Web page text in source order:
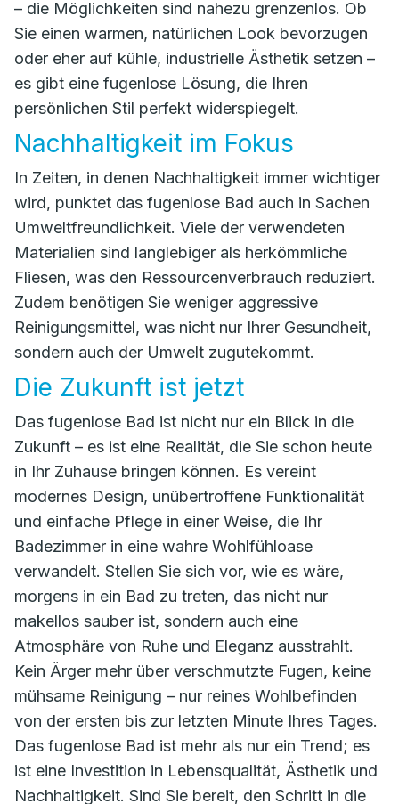
– die Möglichkeiten sind nahezu grenzenlos. Ob
Sie einen warmen, natürlichen Look bevorzugen
oder eher auf kühle, industrielle Ästhetik setzen –
es gibt eine fugenlose Lösung, die Ihren
persönlichen Stil perfekt widerspiegelt.
Nachhaltigkeit im Fokus
In Zeiten, in denen Nachhaltigkeit immer wichtiger
wird, punktet das fugenlose Bad auch in Sachen
Umweltfreundlichkeit. Viele der verwendeten
Materialien sind langlebiger als herkömmliche
Fliesen, was den Ressourcenverbrauch reduziert.
Zudem benötigen Sie weniger aggressive
Reinigungsmittel, was nicht nur Ihrer Gesundheit,
sondern auch der Umwelt zugutekommt.
Die Zukunft ist jetzt
Das fugenlose Bad ist nicht nur ein Blick in die
Zukunft – es ist eine Realität, die Sie schon heute
in Ihr Zuhause bringen können. Es vereint
modernes Design, unübertroffene Funktionalität
und einfache Pflege in einer Weise, die Ihr
Badezimmer in eine wahre Wohlfühloase
verwandelt. Stellen Sie sich vor, wie es wäre,
morgens in ein Bad zu treten, das nicht nur
makellos sauber ist, sondern auch eine
Atmosphäre von Ruhe und Eleganz ausstrahlt.
Kein Ärger mehr über verschmutzte Fugen, keine
mühsame Reinigung – nur reines Wohlbefinden
von der ersten bis zur letzten Minute Ihres Tages.
Das fugenlose Bad ist mehr als nur ein Trend; es
ist eine Investition in Lebensqualität, Ästhetik und
Nachhaltigkeit. Sind Sie bereit, den Schritt in die